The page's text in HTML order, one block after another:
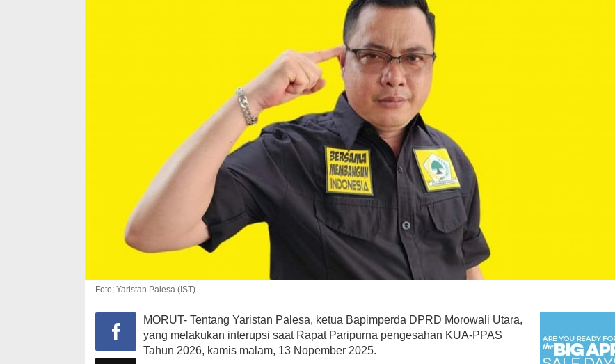
Foto; Yaristan Palesa (IST)
MORUT- Tentang Yaristan Palesa, ketua Bapimperda DPRD Morowali Utara,
yang melakukan interupsi saat Rapat Paripurna pengesahan KUA-PPAS
Tahun 2026, kamis malam, 13 Nopember 2025.
Golkar Gelar Bimtek Tahap II,
Bahlil Tekankan Kader Harus
Peka Aspirasi Rakyat
Peringatan Keras Bahlil
Lahadalia Untuk Kader Partai
Golkar, Ibarat Striker, Tak…